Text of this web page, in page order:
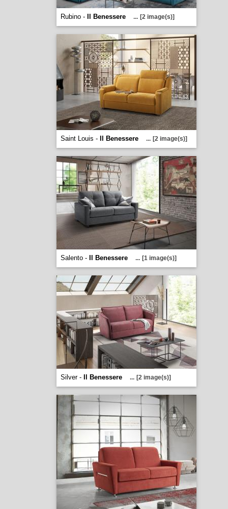
Rubino - Il Benessere ... [2 image(s)]
Saint Louis - Il Benessere ... [2 image(s)]
Salento - Il Benessere ... [1 image(s)]
Silver - Il Benessere ... [2 image(s)]